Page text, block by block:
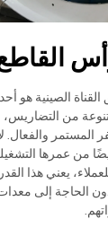
الصينية هو أحد
من التضاريس،
المستمر والفعال.
من عمرها
يعني هذا
الحاجة إلى